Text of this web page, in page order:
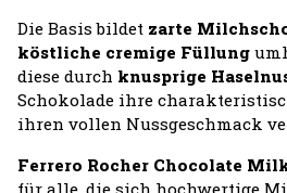
Die Basis bildet zarte
köstliche cremige Füllung
diese durch knusprige
Schokolade ihre
ihren vollen Nussgeschmack
Ferrero Rocher Chocolate